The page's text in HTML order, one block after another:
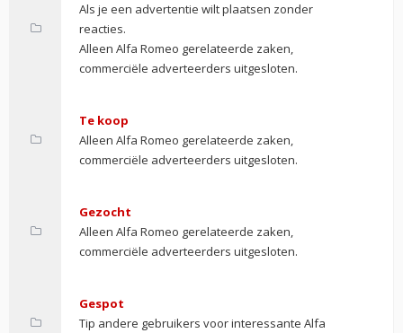
Als je een advertentie wilt plaatsen zonder
reacties.
Alleen Alfa Romeo gerelateerde zaken,
commerciële adverteerders uitgesloten.
Te koop
Alleen Alfa Romeo gerelateerde zaken,
commerciële adverteerders uitgesloten.
Gezocht
Alleen Alfa Romeo gerelateerde zaken,
commerciële adverteerders uitgesloten.
Gespot
Tip andere gebruikers voor interessante Alfa